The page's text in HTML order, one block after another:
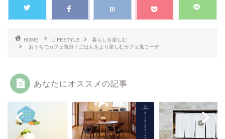
HOME LIFESTYLE
暮らしを楽しむ
おうちでカフェ気分！ごはんをより楽しむカフェ風コーデ
あなたにオススメの記事